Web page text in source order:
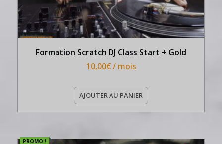
Formation Scratch DJ Class Start + Gold
10,00€ / mois
AJOUTER AU PANIER
PROMO !